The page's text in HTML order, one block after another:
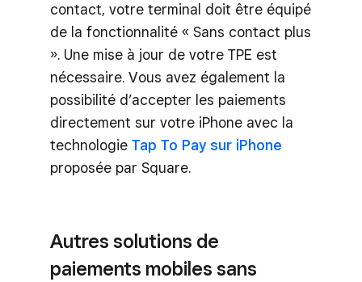
contact, votre terminal doit être équipé
de la fonctionnalité « Sans contact plus
». Une mise à jour de votre TPE est
nécessaire. Vous avez également la
possibilité d’accepter les paiements
directement sur votre iPhone avec la
technologie Tap To Pay sur iPhone
proposée par Square.
Autres solutions de
paiements mobiles sans